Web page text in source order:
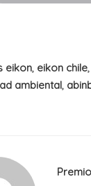
eikon, eikon chile,
ambiental,